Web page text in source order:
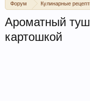
Форум Кулинарные
Ароматный
картошкой